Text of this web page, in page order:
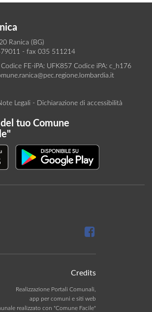
Ranica (BG)
- fax 035 511214
FE-iPA: UFK857 Codice iPA: c_h176
Legali - Dichiarazione di accessibilità
tuo Comune
Credits
Realizzazione Portali Comunali,
app per comuni e siti web
realizzato con "Comune Facile"